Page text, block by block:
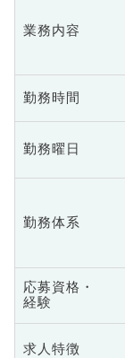
業務内容
勤務時間
勤務曜日
勤務体系
応募資格・
経験
求人特徴